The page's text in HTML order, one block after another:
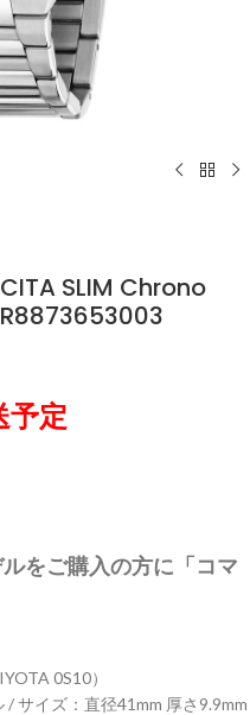
SLIM Chrono
R8873653003
予定
をご購入の方に「コマ
0S10）
サイズ：直径41mm 厚さ9.9mm